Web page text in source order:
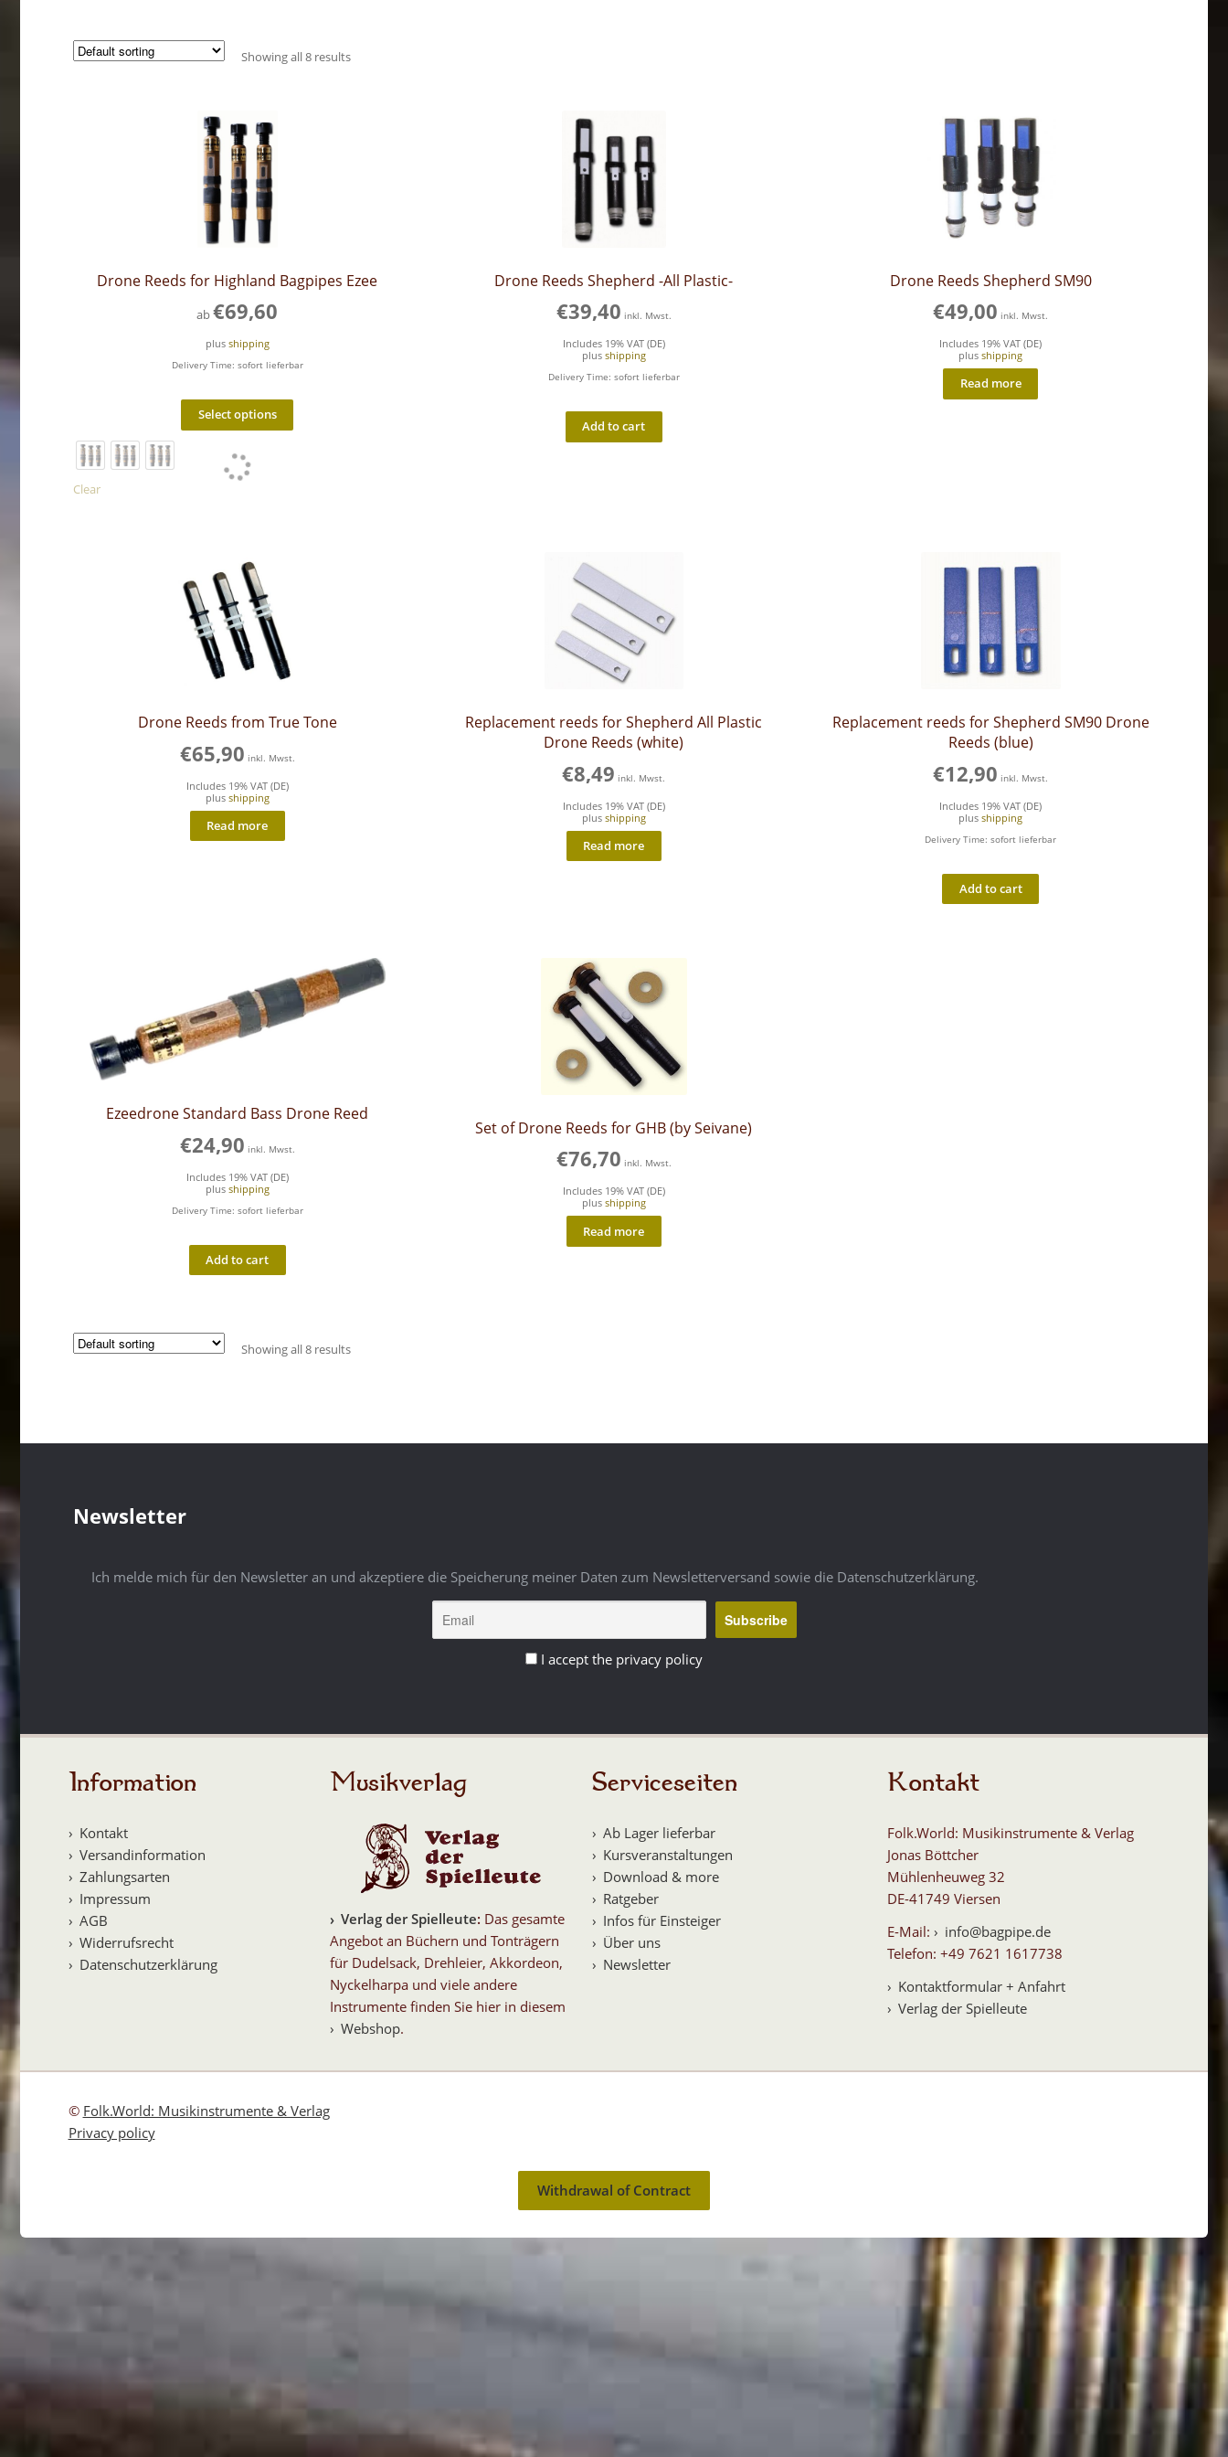
Showing all 8 results
Drone Reeds for Highland Bagpipes Ezee
ab€69,60
plus shipping
Delivery Time: sofort lieferbar
Select options
Clear
Drone Reeds Shepherd -All Plastic-
€39,40 inkl. Mwst.
Includes 19% VAT (DE)
plus shipping
Delivery Time: sofort lieferbar
Add to cart
Drone Reeds Shepherd SM90
€49,00 inkl. Mwst.
Includes 19% VAT (DE)
plusshipping
Read more
Drone Reeds from True Tone
€65,90 inkl. Mwst.
Includes 19% VAT (DE)
plus shipping
Read more
Replacement reeds for Shepherd All Plastic
Drone Reeds (white)
€8,49 inkl. Mwst.
Includes 19% VAT (DE)
plus shipping
Read more
Replacement reeds for Shepherd SM90 Drone
Reeds (blue)
€12,90 inkl. Mwst.
Includes 19% VAT (DE)
plusshipping
Delivery Time: sofort lieferbar
Add to cart
Ezeedrone Standard Bass Drone Reed
€24,90 inkl. Mwst.
Includes 19% VAT (DE)
plus shipping
Delivery Time: sofort lieferbar
Add to cart
Set of Drone Reeds for GHB (by Seivane)
€76,70 inkl. Mwst.
Includes 19% VAT (DE)
plus shipping
Read more
Showing all 8 results
Newsletter
Ich melde mich für den Newsletter an und akzeptiere die Speicherung meiner Daten zum Newsletterversand sowie die Datenschutzerklärung.
I accept the privacy policy
Information
Kontakt
Versandinformation
Zahlungsarten
Impressum
AGB
Widerrufsrecht
Datenschutzerklärung
Musikverlag
Verlag der Spielleute: Das gesamte
Angebot an Büchern und Tonträgern
für Dudelsack, Drehleier, Akkordeon,
Nyckelharpa und viele andere
Instrumente finden Sie hier in diesem
Webshop.
Serviceseiten
Ab Lager lieferbar
Kursveranstaltungen
Download & more
Ratgeber
Infos für Einsteiger
Über uns
Newsletter
Kontakt
Folk.World: Musikinstrumente & Verlag
Jonas Böttcher
Mühlenheuweg 32
DE-41749 Viersen
E-Mail:
info@bagpipe.de
Telefon: +49 7621 1617738
Kontaktformular + Anfahrt
Verlag der Spielleute
© Folk.World: Musikinstrumente & Verlag
Privacy policy
Withdrawal of Contract